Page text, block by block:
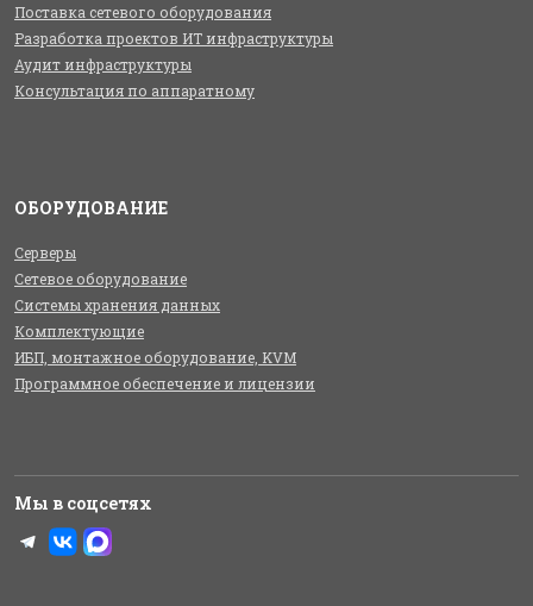
Поставка сетевого оборудования
Разработка проектов ИТ инфраструктуры
Аудит инфраструктуры
Консультация по аппаратному
ОБОРУДОВАНИЕ
Серверы
Сетевое оборудование
Системы хранения данных
Комплектующие
ИБП, монтажное оборудование, KVM
Программное обеспечение и лицензии
Мы в соцсетях